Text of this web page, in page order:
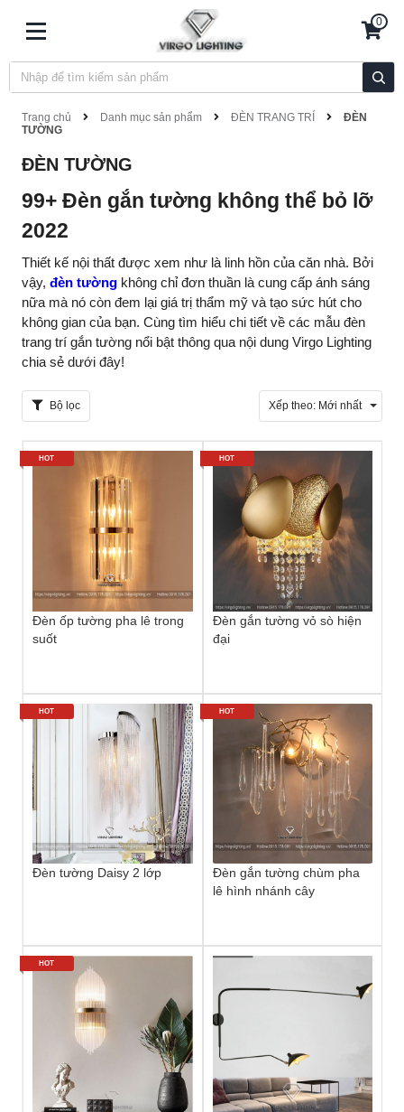
0
Trang chủ Danh mục sản phẩm ĐÈN TRANG TRÍ
ĐÈN
TƯỜNG
ĐÈN TƯỜNG
99+ Đèn gắn tường không thể bỏ lỡ
2022
Thiết kế nội thất được xem như là linh hồn của căn nhà. Bởi
vậy, đèn tường không chỉ đơn thuần là cung cấp ánh sáng
nữa mà nó còn đem lại giá trị thẩm mỹ và tạo sức hút cho
không gian của bạn. Cùng tìm hiểu chi tiết về các mẫu đèn
trang trí gắn tường nổi bật thông qua nội dung Virgo Lighting
chia sẻ dưới đây!
Bộ lọc Xếp theo: Mới nhất
Đèn ốp tường pha lê trong
suốt
HOT
Đèn gắn tường vỏ sò hiện
đại
HOT
Đèn tường Daisy 2 lớp
HOT
Đèn gắn tường chùm pha
lê hình nhánh cây
HOT
HOT